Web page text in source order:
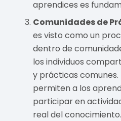
aprendices es
Comunidades de
es visto como un
dentro de
los individuos
y prácticas comunes.
permiten a los
participar en
real del conocimiento.